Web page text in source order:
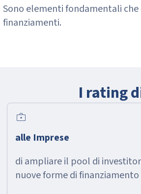
Sono elementi fondamentali
finanziamenti.
I rating
enterprise
alle Imprese
di ampliare il pool di
nuove forme di finanziamento